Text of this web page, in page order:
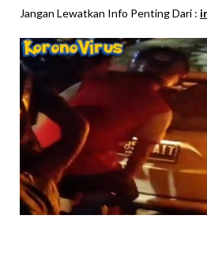
Jangan Lewatkan Info Penting Dari :